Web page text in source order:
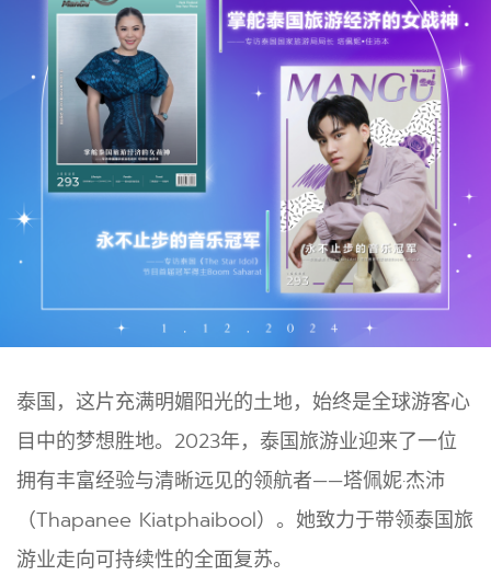
泰国，这片充满明媚阳光的土地，始终是全球游客心
目中的梦想胜地。2023年，泰国旅游业迎来了一位
拥有丰富经验与清晰远见的领航者——塔佩妮·杰沛
（Thapanee Kiatphaibool）。她致力于带领泰国旅
游业走向可持续性的全面复苏。